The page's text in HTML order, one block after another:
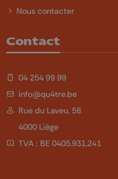
Nous contacter
Contact
04 254 99 99
info@qu4tre.be
Rue du Laveu, 58
4000 Liège
TVA : BE 0405.931.241